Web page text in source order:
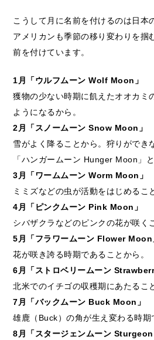
こうして月に名前を付けるのは日本
アメリカンも季節の移り変わりを掴
前を付けています。
1月「ウルフムーン Wolf Moon」
獲物の少ない時期に飢えたオオカミ
ようになるから。
2月「スノームーン Snow Moon」
雪がよく降ることから。狩りができ
「ハンガームーン Hunger Moon」と
3月「ワームムーン Worm Moon」
ミミズなどの虫が活動をはじめるこ
4月「ピンクムーン Pink Moon」
シバザクラなどのピンクの花が咲く
5月「フラワームーン Flower Moon
花が咲き誇る時期であることから。
6月「ストロベリームーン
北米でのイチゴの収穫期にあたるこ
7月「バックムーン Buck Moon」
雄鹿（Buck）の角が生え変わる時期
8月「スタージェンムーン Sturgeon